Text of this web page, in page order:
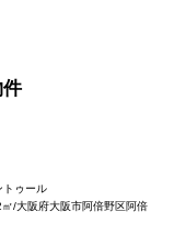
トゥール
/大阪府大阪市阿倍野区阿倍